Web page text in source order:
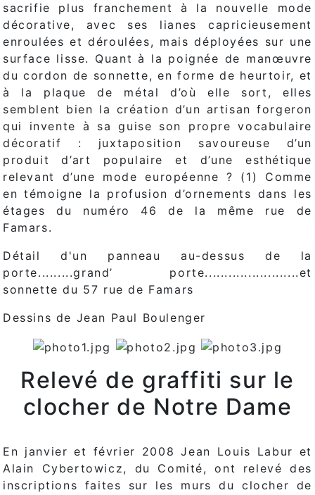
sacrifie plus franchement à la nouvelle mode
décorative, avec ses lianes capricieusement
enroulées et déroulées, mais déployées sur une
surface lisse. Quant à la poignée de manœuvre
du cordon de sonnette, en forme de heurtoir, et
à la plaque de métal d’où elle sort, elles
semblent bien la création d’un artisan forgeron
qui invente à sa guise son propre vocabulaire
décoratif : juxtaposition savoureuse d’un
produit d’art populaire et d’une esthétique
relevant d’une mode européenne ? (1) Comme
en témoigne la profusion d’ornements dans les
étages du numéro 46 de la même rue de
Famars.
Détail d'un panneau au-dessus de la
porte.........grand’ porte........................et
sonnette du 57 rue de Famars
Dessins de Jean Paul Boulenger
Relevé de graffiti sur le
clocher de Notre Dame
En janvier et février 2008 Jean Louis Labur et
Alain Cybertowicz, du Comité, ont relevé des
inscriptions faites sur les murs du clocher de